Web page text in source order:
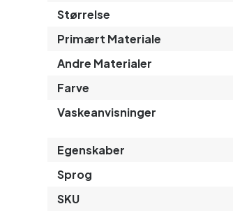
Størrelse
Primært Materiale
Andre Materialer
Farve
Vaskeanvisninger
Egenskaber
Sprog
SKU